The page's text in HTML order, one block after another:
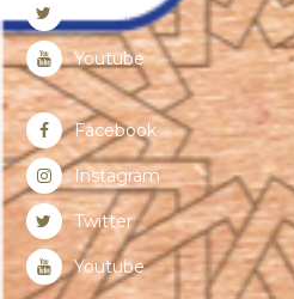
Twitter
Youtube
Facebook
Instagram
Twitter
Youtube